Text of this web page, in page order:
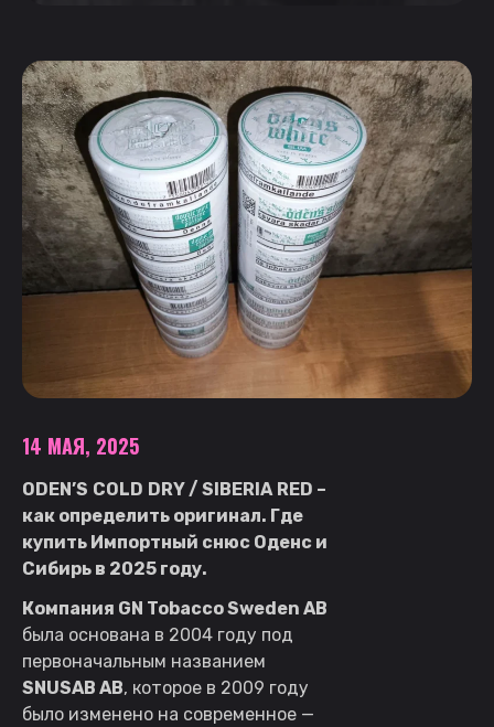
14 МАЯ, 2025
ODEN’S COLD DRY/ SIBERIA RED –
как определить оригинал. Где
купить Импортный снюс Оденс и
Сибирь в 2025 году.
Компания GN Tobacco Sweden AB
была основана в 2004 году под
первоначальным названием
SNUSAB AB, которое в 2009 году
было изменено на современное —